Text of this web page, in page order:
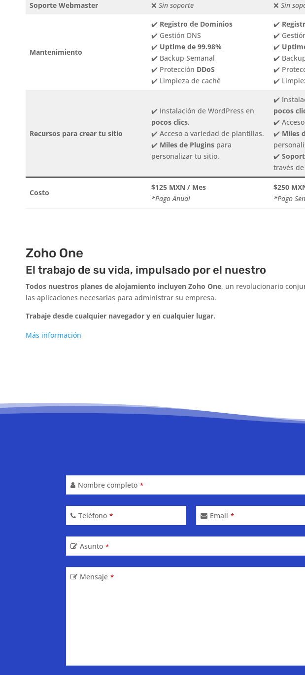
Soporte Webmaster
❌ Sin soporte ❌ Sin
Mantenimiento
✔️ Registro de Dominios
✔️ Gestión DNS
✔️ Uptime de 99.98%
✔️ Backup Semanal
✔️ Protección DDoS
✔️ Limpieza de caché
✔️
✔️
✔️
✔️
✔️
✔️
Recursos para crear tu sitio
✔️ Instalación de WordPress en
pocos clics.
✔️ Acceso a variedad de plantillas.
✔️ Miles de Plugins para
personalizar tu sitio.
✔️
pocos
✔️
✔️ Miles
✔️
través
Costo
$125 MXN / Mes
*Pago Anual
$250
*Pago
Zoho One
El trabajo de su vida, impulsado por el nuestro
Todos nuestros planes de alojamiento incluyen Zoho One, un revolucionario
las aplicaciones necesarias para administrar su empresa.
Trabaje desde cualquier navegador y en cualquier lugar.
Más información
Nombre completo *
Your
*
Teléfono * Email *
Asunto *
Mensaje *